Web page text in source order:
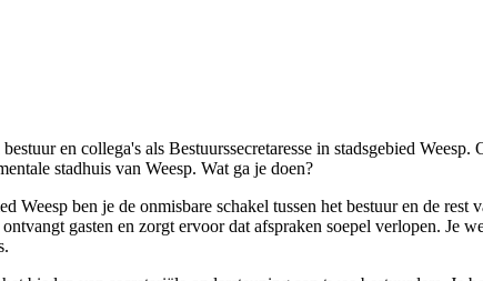
en collega's als Bestuurssecretaresse in stadsgebied
stadhuis van Weesp. Wat ga je doen?
Weesp ben je de onmisbare schakel tussen het bestuur en de
ontvangt gasten en zorgt ervoor dat afspraken soepel verlopen.